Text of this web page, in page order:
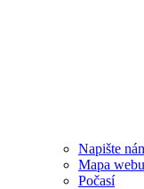
Napište
Mapa webu
Počasí